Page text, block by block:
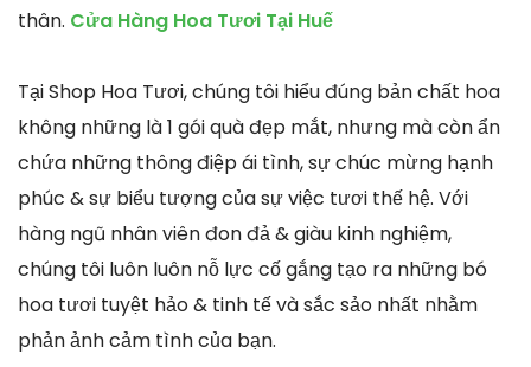
thân. Cửa Hàng Hoa Tươi Tại Huế
Tại Shop Hoa Tươi, chúng tôi hiểu đúng bản chất hoa
không những là 1 gói quà đẹp mắt, nhưng mà còn ẩn
chứa những thông điệp ái tình, sự chúc mừng hạnh
phúc & sự biểu tượng của sự việc tươi thế hệ. Với
hàng ngũ nhân viên đon đả & giàu kinh nghiệm,
chúng tôi luôn luôn nỗ lực cố gắng tạo ra những bó
hoa tươi tuyệt hảo & tinh tế và sắc sảo nhất nhằm
phản ảnh cảm tình của bạn.